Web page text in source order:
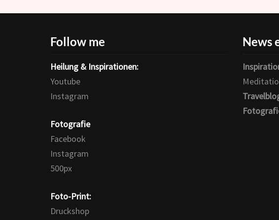
Follow me
Heilung & Inspirationen:
Youtube
Instagram
Fotografie
Facebook
Instagram
500px
Foto-Print:
Druckshop
News